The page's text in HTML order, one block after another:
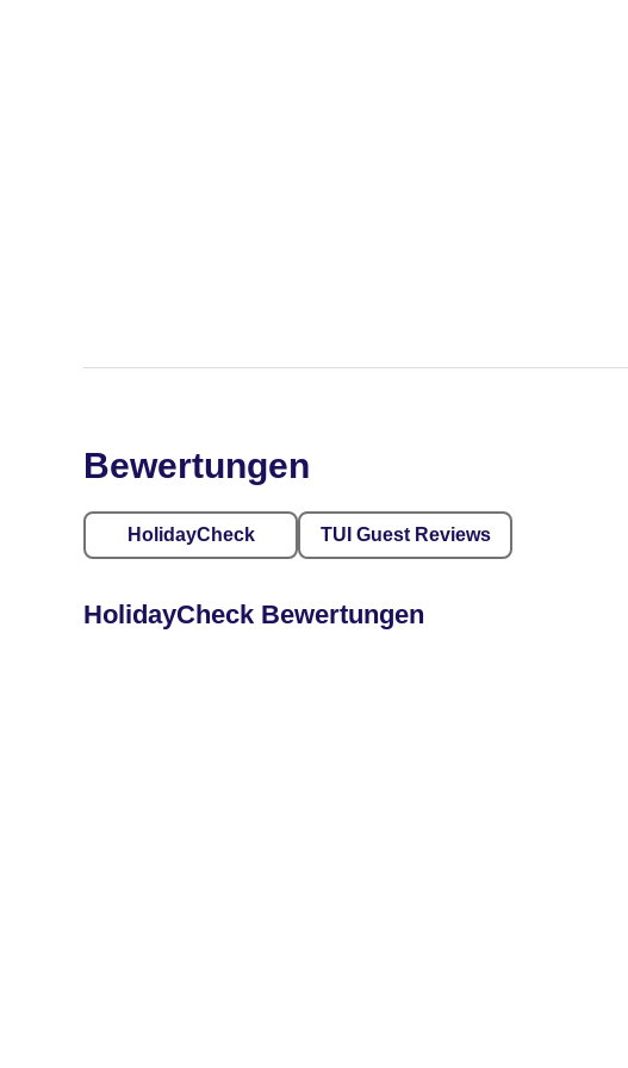
Bewertungen
HolidayCheck TUI Guest Reviews
HolidayCheck Bewertungen